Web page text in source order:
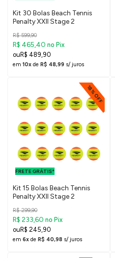
Kit 30 Bolas Beach Tennis
Penalty XXII Stage 2
R$ 599,90
R$ 465,40 no Pix
R$ 489,90
em 10x de R$ 48,99 s/ juros
18% OFF
FRETE GRÁTIS*
FRETE GRÁTIS
Kit 15 Bolas Beach Tennis
Penalty XXII Stage 2
R$ 299,90
R$ 233,60 no Pix
R$ 245,90
em 6x de R$ 40,98 s/ juros